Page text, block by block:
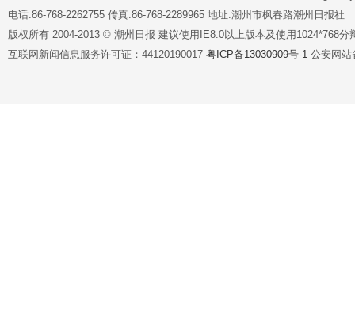
电话:86-768-2262755 传真:86-768-2289965 地址:潮州市枫春路潮州日报社
版权所有 2004-2013 © 潮州日报 建议使用IE8.0以上版本及使用1024*768分
互联网新闻信息服务许可证：44120190017 粤ICP备13030909号-1 公安网站